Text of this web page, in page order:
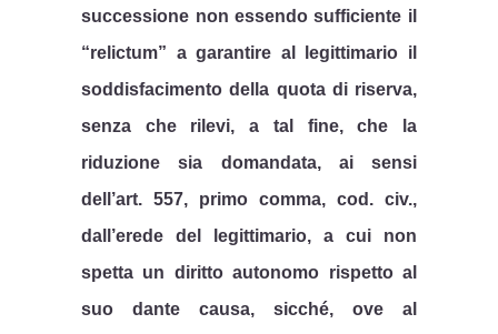
successione non essendo sufficiente il
“relictum” a garantire al legittimario il
soddisfacimento della quota di riserva,
senza che rilevi, a tal fine, che la
riduzione sia domandata, ai sensi
dell’art. 557, primo comma, cod. civ.,
dall’erede del legittimario, a cui non
spetta un diritto autonomo rispetto al
suo dante causa, sicché, ove al